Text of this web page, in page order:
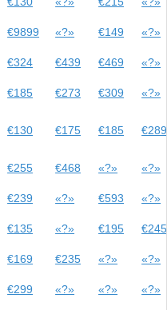
€9899 «?» €149
«?»
€324 €439 €469
«?»
€185 €273 €309
«?»
€130 €175 €185 €289
€255 €468 «?»
«?»
€239 «?» €593
«?»
€135 «?» €195
€245
€169 €235 «?»
«?»
€299 «?» «?»
«?»